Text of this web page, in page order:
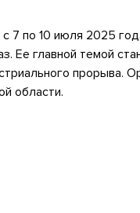
7 по 10 июля 2025
Ее главной темой
прорыва.
области.